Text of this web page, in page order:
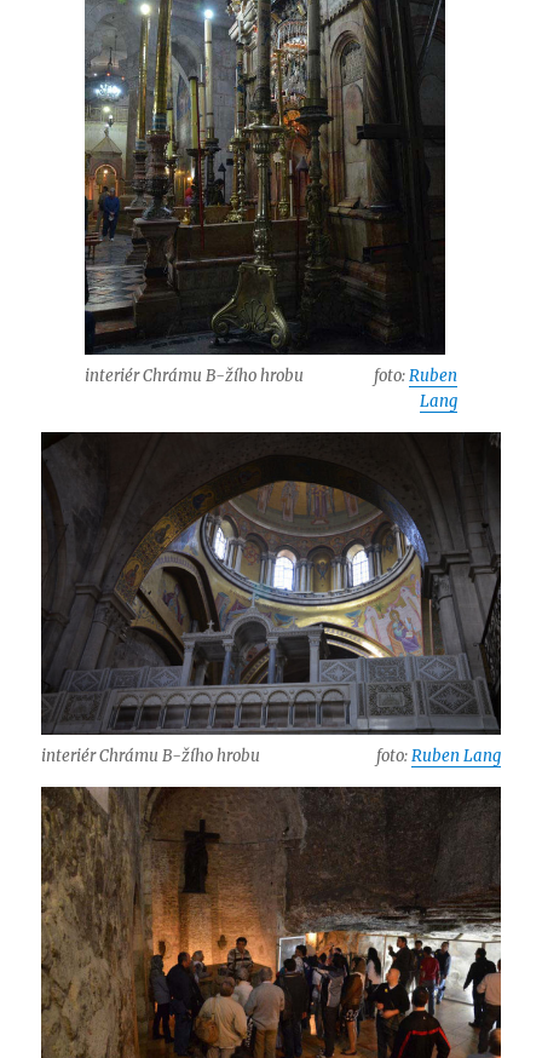
interiér Chrámu B-žího hrobu foto:Ruben
Lang
interiér Chrámu B-žího hrobu foto:Ruben Lang